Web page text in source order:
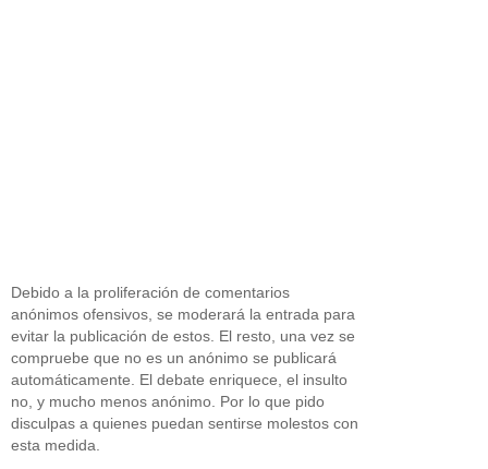
Debido a la proliferación de comentarios
anónimos ofensivos, se moderará la entrada para
evitar la publicación de estos. El resto, una vez se
compruebe que no es un anónimo se publicará
automáticamente. El debate enriquece, el insulto
no, y mucho menos anónimo. Por lo que pido
disculpas a quienes puedan sentirse molestos con
esta medida.